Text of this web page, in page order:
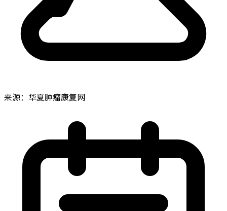
来源：华夏肿瘤康复网